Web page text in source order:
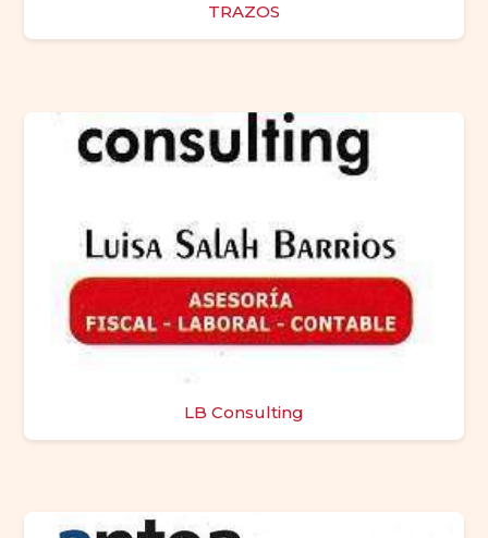
TRAZOS
LB Consulting